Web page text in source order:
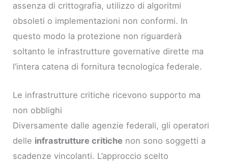
assenza di crittografia, utilizzo di algoritmi
obsoleti o implementazioni non conformi. In
questo modo la protezione non riguarderà
soltanto le infrastrutture governative dirette ma
l’intera catena di fornitura tecnologica federale.
Le infrastrutture critiche ricevono supporto ma
non obblighi
Diversamente dalle agenzie federali, gli operatori
delle infrastrutture critiche non sono soggetti a
scadenze vincolanti. L’approccio scelto